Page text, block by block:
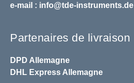
e-mail : info@tde-instruments.de
Partenaires de livraison
DPD Allemagne
DHL Express Allemagne